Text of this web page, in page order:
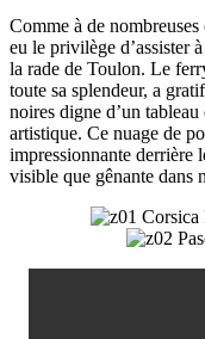
Comme à de
eu le privilège d’assister
la rade de Toulon. Le
toute sa splendeur, a
noires digne d’un
artistique. Ce nuage de
impressionnante derrière
visible que gênante dans